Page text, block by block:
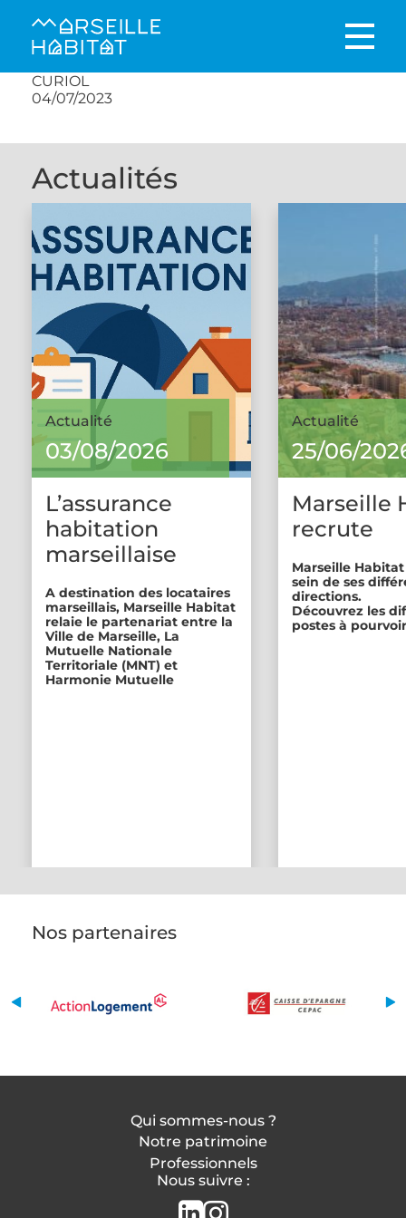
CURIOL
04/07/2023
Actualités
Actualité
03/08/2026
L’assurance
habitation
marseillaise
A destination des locataires
marseillais, Marseille Habitat
relaie le partenariat entre la
Ville de Marseille, La
Mutuelle Nationale
Territoriale (MNT) et
Harmonie Mutuelle
Actualité
25/06/
Marseille
recrute
Marseille
sein de ses
directions.
Découvrez les
postes à
Nos partenaires
Qui sommes-nous ?
Notre patrimoine
Professionnels
Nous suivre :